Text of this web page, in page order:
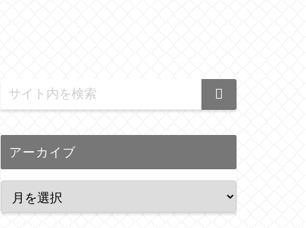
アーカイブ